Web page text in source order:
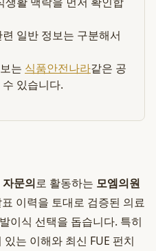
일반 정보는 구분해서
는 식품안전나라같은 공
있습니다.
문의로 활동하는 모엠의원
이력을 토대로 검증된 의료
이식 선택을 돕습니다. 특히
있는 이해와 최신 FUE 펀치